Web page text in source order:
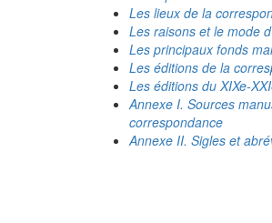
Les lieux de la
Les raisons et le mode
Les principaux fonds
Les éditions de la
Les éditions du XIXe-
Annexe I. Sources
correspondance
Annexe II. Sigles et